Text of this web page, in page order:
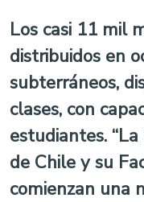
Los casi 11 mil
distribuidos en
subterráneos,
clases, con
estudiantes.
de Chile y su
comienzan una